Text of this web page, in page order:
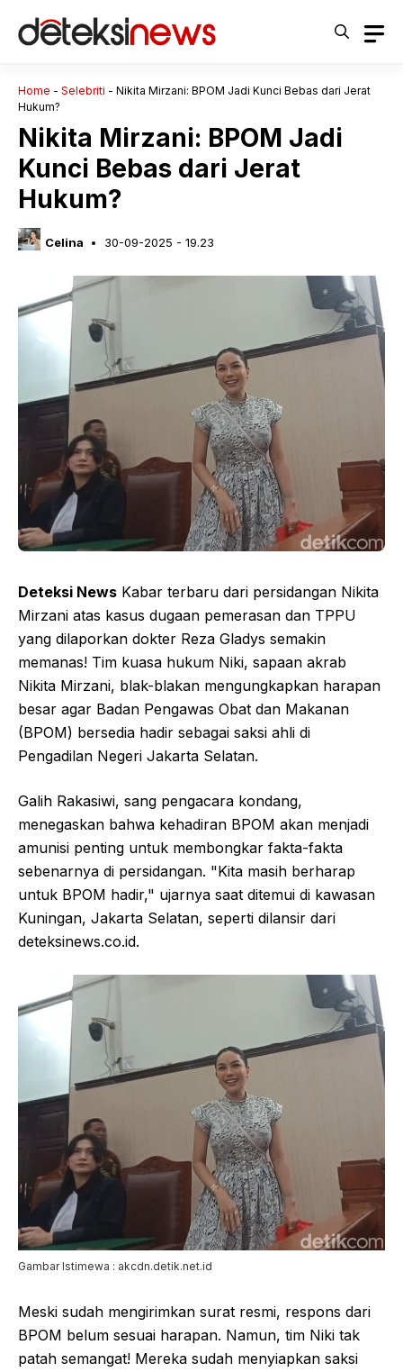
Home - Selebriti - Nikita Mirzani: BPOM Jadi Kunci Bebas dari Jerat
Hukum?
Nikita Mirzani: BPOM Jadi
Kunci Bebas dari Jerat
Hukum?
Celina 30-09-2025 - 19.23
Deteksi News Kabar terbaru dari persidangan Nikita
Mirzani atas kasus dugaan pemerasan dan TPPU
yang dilaporkan dokter Reza Gladys semakin
memanas! Tim kuasa hukum Niki, sapaan akrab
Nikita Mirzani, blak-blakan mengungkapkan harapan
besar agar Badan Pengawas Obat dan Makanan
(BPOM) bersedia hadir sebagai saksi ahli di
Pengadilan Negeri Jakarta Selatan.
Galih Rakasiwi, sang pengacara kondang,
menegaskan bahwa kehadiran BPOM akan menjadi
amunisi penting untuk membongkar fakta-fakta
sebenarnya di persidangan. "Kita masih berharap
untuk BPOM hadir," ujarnya saat ditemui di kawasan
Kuningan, Jakarta Selatan, seperti dilansir dari
deteksinews.co.id.
Gambar Istimewa : akcdn.detik.net.id
Meski sudah mengirimkan surat resmi, respons dari
BPOM belum sesuai harapan. Namun, tim Niki tak
patah semangat! Mereka sudah menyiapkan saksi